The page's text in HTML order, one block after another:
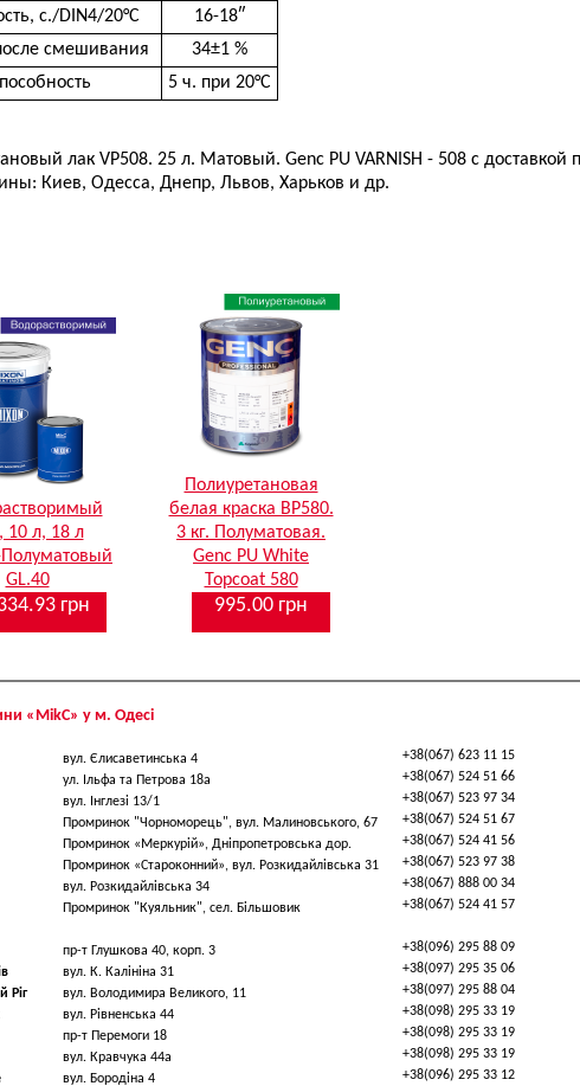
с./DIN4/20°C
16-18″
смешивания
34±1 %
5 ч. при 20°C
лак VP508. 25 л. Матовый. Genc PU VARNISH - 508 с доставкой
Киев, Одесса, Днепр, Львов, Харьков и др.
10 л, 18 л
GL.40
грн
Полиуретановая
белая краска BP580.
3 кг. Полуматовая.
Genc PU White
Topcoat 580
995.00 грн
«МikС» у м. Одесі
вул. Єлисаветинська 4
ул. Ільфа та Петрова 18a
вул. Інглезі 13/1
Промринок "Чорноморець", вул. Малиновського, 67
Промринок «Меркурій», Дніпропетровська дор.
Промринок «Староконний», вул. Розкидайлівська 31
вул. Розкидайлівська 34
Промринок "Куяльник", сел. Більшовик
пр-т Глушкова 40, корп. 3
вул. К. Калініна 31
Ріг
вул. Володимира Великого, 11
вул. Рівненська 44
пр-т Перемоги 18
вул. Кравчука 44а
вул. Бородіна 4
+38(067) 623 11 15
+38(067) 524 51 66
+38(067) 523 97 34
+38(067) 524 51 67
+38(067) 524 41 56
+38(067) 523 97 38
+38(067) 888 00 34
+38(067) 524 41 57
+38(096) 295 88 09
+38(097) 295 35 06
+38(097) 295 88 04
+38(098) 295 33 19
+38(098) 295 33 19
+38(098) 295 33 19
+38(096) 295 33 12